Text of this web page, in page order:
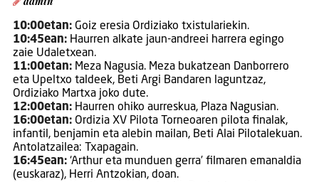
10:00etan: Goiz eresia Ordiziako txistulariekin.
10:45ean: Haurren alkate jaun-andreei harrera egingo
zaie Udaletxean.
11:00etan: Meza Nagusia. Meza bukatzean Danborrero
eta Upeltxo taldeek, Beti Argi Bandaren laguntzaz,
Ordiziako Martxa joko dute.
12:00etan: Haurren ohiko aurreskua, Plaza Nagusian.
16:00etan:Ordizia XV Pilota Torneoaren pilota finalak,
infantil, benjamin eta alebin mailan, Beti Alai Pilotalekuan.
Antolatzailea: Txapagain.
16:45ean:‘Arthur eta munduen gerra’ filmaren emanaldia
(euskaraz), Herri Antzokian, doan.